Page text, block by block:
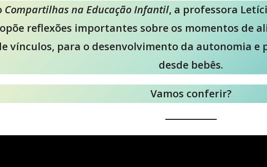
Compartilhas na Educação Infantil, a professora
reflexões importantes sobre os momentos de
vínculos, para o desenvolvimento da autonomia e
desde bebês.
Vamos conferir?